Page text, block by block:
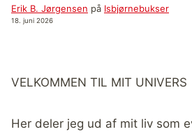
Erik B. Jørgensen på Isbjørnebukser
18. juni 2026
VELKOMMEN TIL MIT UNIVERS
Her deler jeg ud af mit liv som